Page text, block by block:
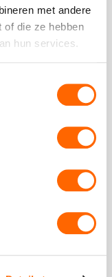
met andere
of die ze hebben
hun services.
p.p. excl BTW
Doe de Bob
Bekijk
Workshop